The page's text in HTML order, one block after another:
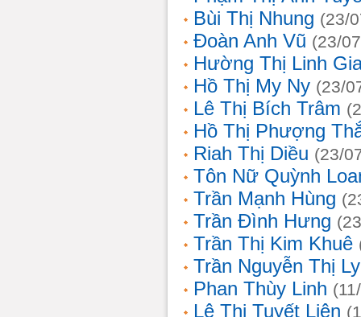
Bùi Thị Nhung (23/
Đoàn Anh Vũ (23/
Hường Thị Linh
Hồ Thị My Ny (23/
Lê Thị Bích Trâm
Hồ Thị Phượng
Riah Thị Diều (23/
Tôn Nữ Quỳnh
Trần Mạnh Hùng
Trần Đình Hưng
Trần Thị Kim Khuê
Trần Nguyễn Thị
Phan Thùy Linh
Lê Thị Tuyết Liên